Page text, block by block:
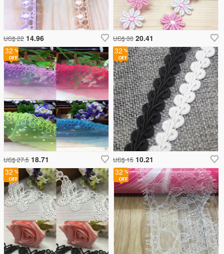
32
US$ 27.5 18.71
US$ 22 14.96
32
US$ 30 20.41
32
32
US$ 15 10.21